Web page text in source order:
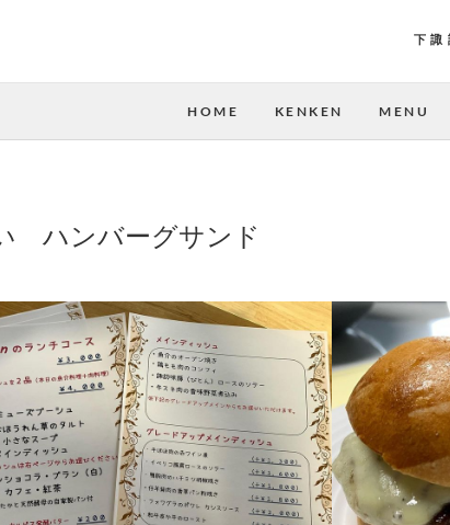
下諏
HOME KENKEN MENU
ハンバーグサンド